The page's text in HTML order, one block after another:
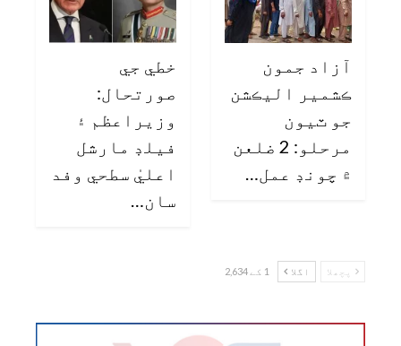
آزاد جمون
ڪشمير اليڪشن
جو ٽيون
مرحلو: 2 ضلعن
۾ چونڊ عمل…
خطي جي
صورتحال:
وزيراعظم ۽
فيلڊ مارشل
اعليٰ سطحي وفد
سان…
پچھلا اگلا 1 کے 2,634